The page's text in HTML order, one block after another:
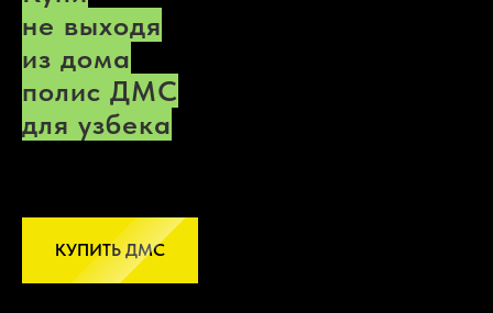
не выходя
из дома
полис ДМС
для узбека
КУПИТЬ ДМС